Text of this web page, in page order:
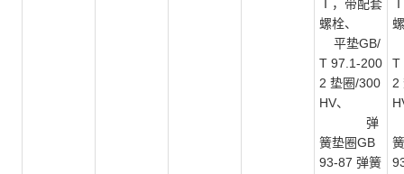
Ⅰ，带配套
螺栓、
平垫GB/
T 97.1-200
2 垫圈/300
HV、
弹
簧垫圈GB
93-87 弹簧
T
2